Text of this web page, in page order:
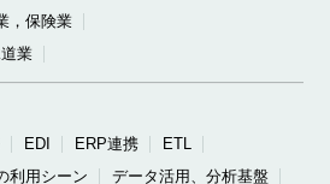
，保険業
業
EDI ERP連携
ETL
利用シーン
データ活用、分析基盤